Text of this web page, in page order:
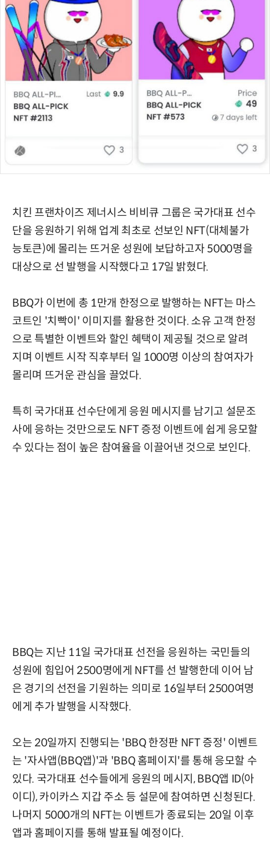
치킨 프랜차이즈 제너시스 비비큐 그룹은 국가대표 선수
단을 응원하기 위해 업계 최초로 선보인 NFT(대체불가
능토큰)에 몰리는 뜨거운 성원에 보답하고자 5000명을
대상으로 선 발행을 시작했다고 17일 밝혔다.
BBQ가 이번에 총 1만개 한정으로 발행하는 NFT는 마스
코트인 '치빡이' 이미지를 활용한 것이다. 소유 고객 한정
으로 특별한 이벤트와 할인 혜택이 제공될 것으로 알려
지며 이벤트 시작 직후부터 일 1000명 이상의 참여자가
몰리며 뜨거운 관심을 끌었다.
특히 국가대표 선수단에게 응원 메시지를 남기고 설문조
사에 응하는 것만으로도 NFT 증정 이벤트에 쉽게 응모할
수 있다는 점이 높은 참여율을 이끌어낸 것으로 보인다.
BBQ는 지난 11일 국가대표 선전을 응원하는 국민들의
성원에 힘입어 2500명에게 NFT를 선 발행한데 이어 남
은 경기의 선전을 기원하는 의미로 16일부터 2500여명
에게 추가 발행을 시작했다.
오는 20일까지 진행되는 'BBQ 한정판 NFT 증정' 이벤트
는 '자사앱(BBQ앱)'과 'BBQ 홈페이지'를 통해 응모할 수
있다. 국가대표 선수들에게 응원의 메시지, BBQ앱 ID(아
이디), 카이카스 지갑 주소 등 설문에 참여하면 신청된다.
나머지 5000개의 NFT는 이벤트가 종료되는 20일 이후
앱과 홈페이지를 통해 발표될 예정이다.